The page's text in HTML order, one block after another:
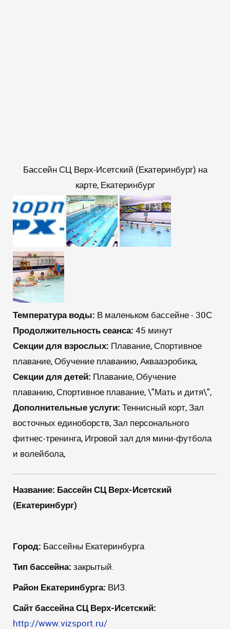
Бассейн СЦ Верх-Исетский (Екатеринбург) на
карте, Екатеринбург
Температура воды: В маленьком бассейне - 30С
Продолжительность сеанса: 45 минут
Секции для взрослых: Плавание, Спортивное
плавание, Обучение плаванию, Аквааэробика,
Секции для детей: Плавание, Обучение
плаванию, Спортивное плавание, \"Мать и дитя\",
Дополнительные услуги: Теннисный корт, Зал
восточных единоборств, Зал персонального
фитнес-тренинга, Игровой зал для мини-футбола
и волейбола,
Название: Бассейн СЦ Верх-Исетский
(Екатеринбург)
Город: Бассейны Екатеринбурга
Тип бассейна: закрытый.
Район Екатеринбурга: ВИЗ.
Сайт бассейнаСЦ Верх-Исетский:
http://www.vizsport.ru/